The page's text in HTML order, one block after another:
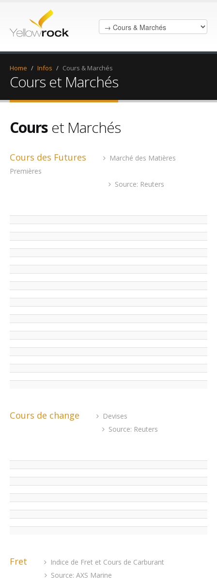
Home / Infos / Cours & Marchés
Cours et Marchés
Cours et Marchés
Cours des Futures
Marché des Matières
Premières
Source: Reuters
Cours de change
Devises
Source: Reuters
Fret
Indice de Fret et Cours de Carburant
Source: AXS Marine